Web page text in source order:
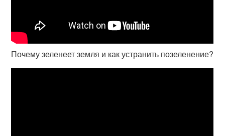
Почему зеленеет земля и как устранить позеленение?